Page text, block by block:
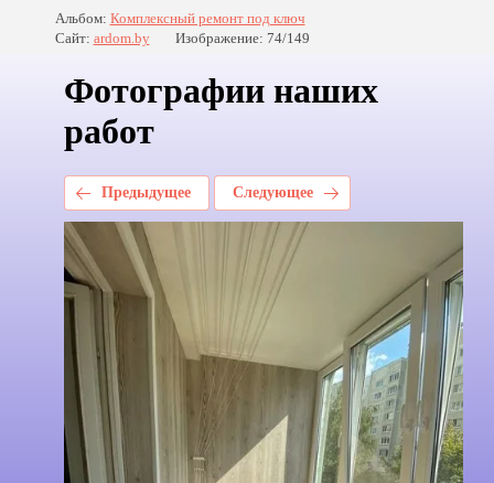
Альбом: Комплексный ремонт под ключ
Сайт: ardom.by Изображение: 74/149
Фотографии наших
работ
Предыдущее Следующее